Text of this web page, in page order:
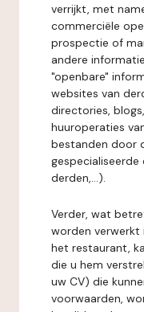
verrijkt, met
commerciële
prospectie of
andere
"openbare"
websites van
directories,
huuroperaties
bestanden door
derden,...).
Verder, wat
worden verwerkt
het restaurant,
die u hem
uw CV) die
voorwaarden,